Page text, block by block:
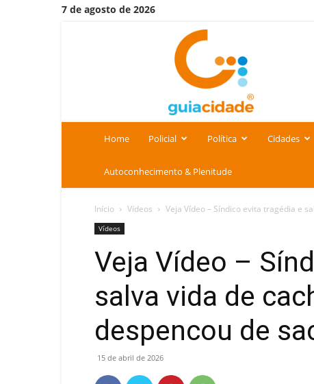
7 de agosto de 2026
Home Policial Política Cidades
Autoconhecimento & Plenitude
Início Vídeos Veja Vídeo – Síndico evita tragédia e
Vídeos
Veja Vídeo –
salva vida de
despencou de
15 de abril de 2026